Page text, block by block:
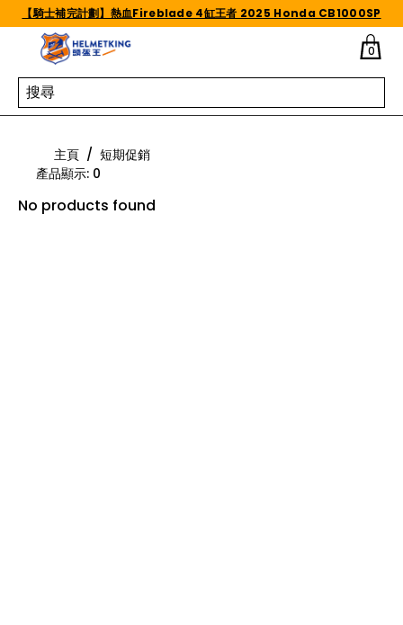
Skip to content
【騎士補完計劃】熱血Fireblade 4缸王者 2025 Honda CB1000SP
0
短期促銷
主頁 / 短期促銷
產品顯示: 0
No products found